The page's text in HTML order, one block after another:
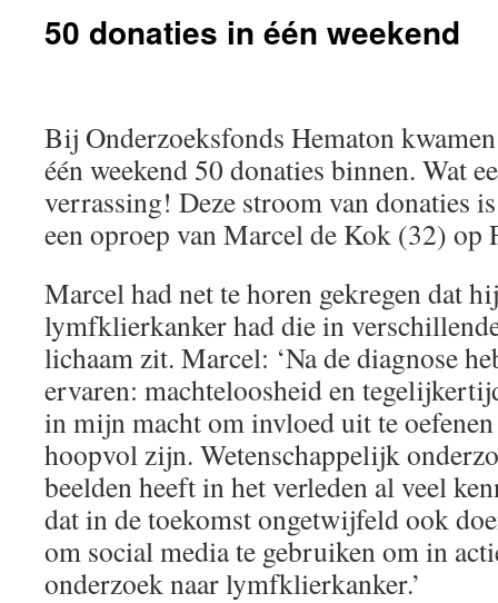
50 donaties in één weekend
Bij Onderzoeksfonds Hematon
één weekend 50 donaties binnen. Wat
verrassing! Deze stroom van donaties
een oproep van Marcel de Kok (32) op
Marcel had net te horen gekregen dat
lymfklierkanker had die in
lichaam zit. Marcel: ‘Na de diagnose
ervaren: machteloosheid en
in mijn macht om invloed uit te
hoopvol zijn. Wetenschappelijk
beelden heeft in het verleden al veel
dat in de toekomst ongetwijfeld ook
om social media te gebruiken om in
onderzoek naar lymfklierkanker.’